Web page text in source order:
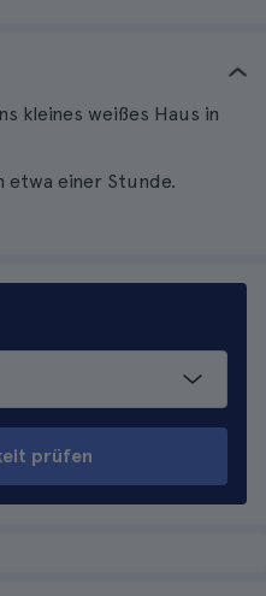
kleines weißes Haus in
etwa einer Stunde.
prüfen